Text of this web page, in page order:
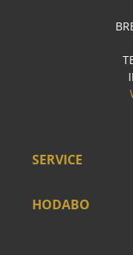
SERVICE
HODABO